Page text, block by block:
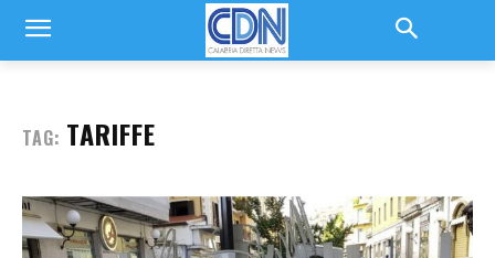
TAG: TARIFFE